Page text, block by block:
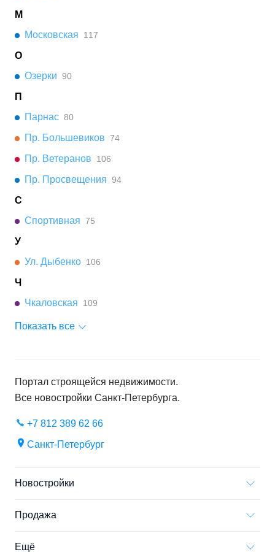
М
Московская
117
О
Озерки 90
П
Парнас 80
Пр. Большевиков 74
Пр. Ветеранов 106
Пр. Просвещения 94
С
Спортивная 75
У
Ул. Дыбенко 106
Ч
Чкаловская
109
Показать все
Портал строящейся недвижимости.
Все новостройки Санкт-Петербурга.
+7 812 389 62 66
Санкт-Петербург
Новостройки
Продажа
Ещё